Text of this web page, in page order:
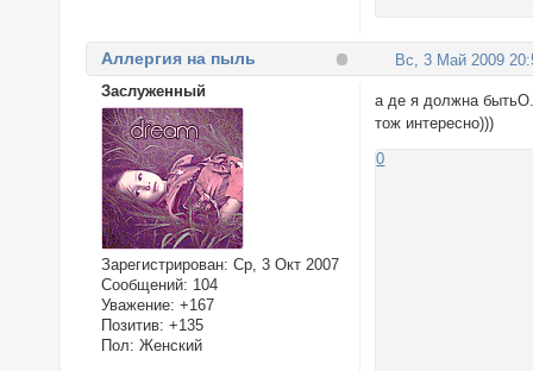
Вс, 3 Май 2009
Аллергия на пыль
Заслуженный
Зарегистрирован: Ср, 3 Окт 2007
Сообщений: 104
Уважение: +167
Позитив: +135
Пол: Женский
а де я должна
тож интересно)))
0